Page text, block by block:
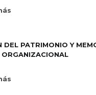
DEL PATRIMONIO Y